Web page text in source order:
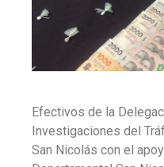
Efectivos de la
Investigaciones del
San Nicolás con el